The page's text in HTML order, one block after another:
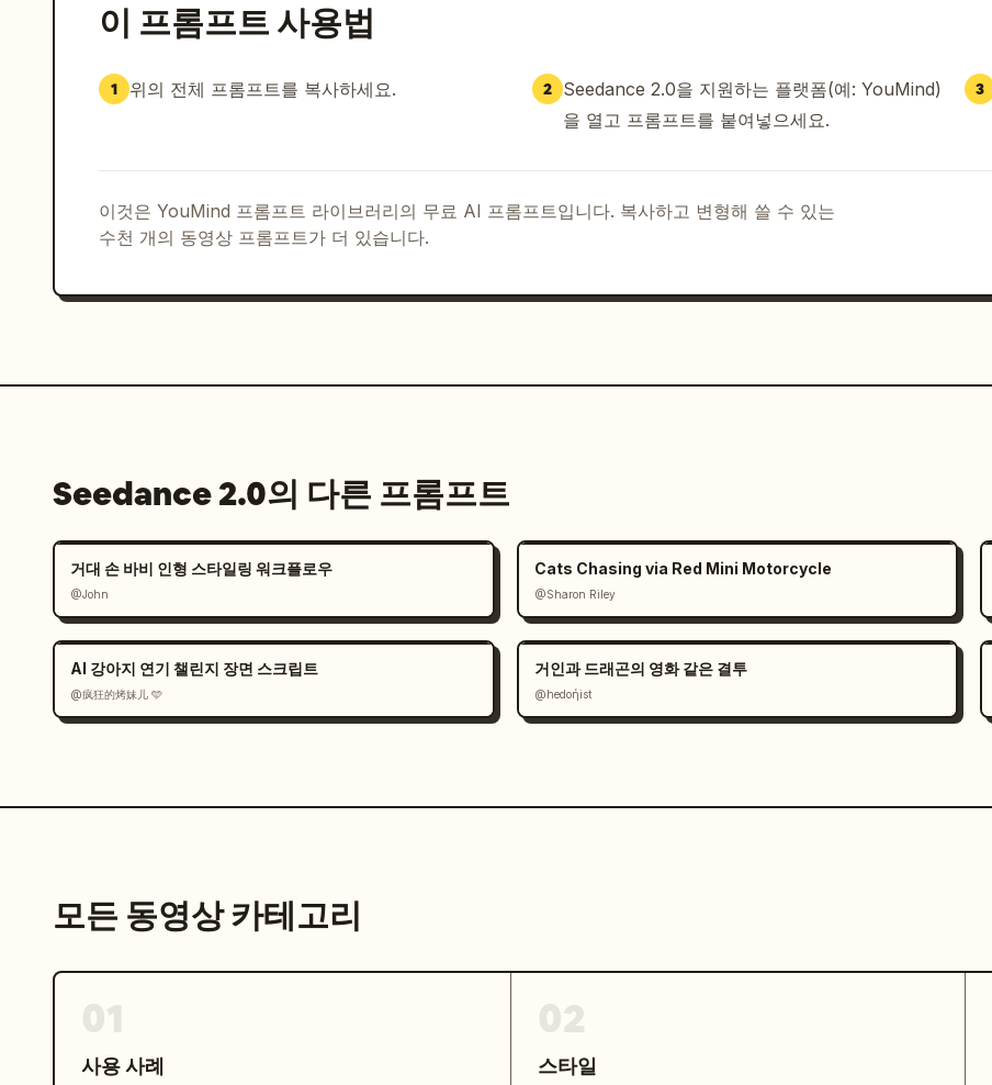
이 프롬프트 사용법
1 위의 전체 프롬프트를 복사하세요. 2 Seedance 2.0을 지원하는 플랫폼(예: YouMind)
을 열고 프롬프트를 붙여넣으세요.
3
이것은 YouMind 프롬프트 라이브러리의 무료 AI 프롬프트입니다. 복사하고 변형해 쓸 수 있는
수천 개의 동영상 프롬프트가 더 있습니다.
Seedance 2.0의 다른 프롬프트
거대 손 바비 인형 스타일링 워크플로우
@John
Cats Chasing via Red Mini Motorcycle
@Sharon Riley
AI 강아지 연기 챌린지 장면 스크립트
@疯狂的烤妹儿 🩵
거인과 드래곤의 영화 같은 결투
@hedoήist
모든 동영상 카테고리
사용 사례 스타일